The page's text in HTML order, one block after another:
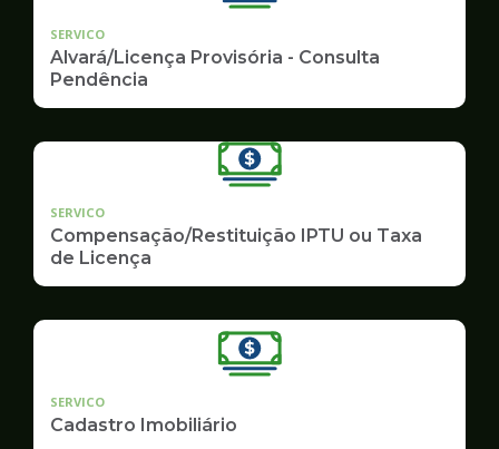
SERVICO
Alvará/Licença Provisória - Consulta
Pendência
SERVICO
Compensação/Restituição IPTU ou Taxa
de Licença
SERVICO
Cadastro Imobiliário